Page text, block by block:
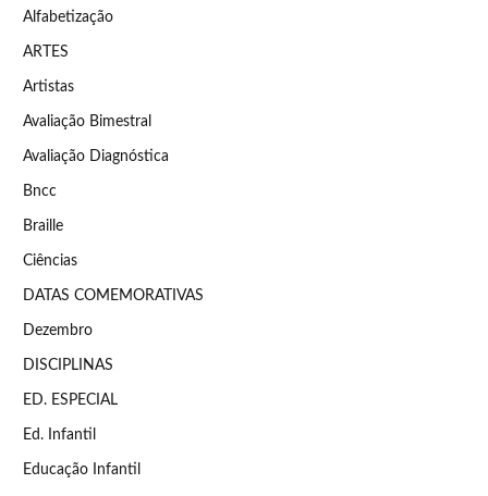
Alfabetização
ARTES
Artistas
Avaliação Bimestral
Avaliação Diagnóstica
Bncc
Braille
Ciências
DATAS COMEMORATIVAS
Dezembro
DISCIPLINAS
ED. ESPECIAL
Ed. Infantil
Educação Infantil